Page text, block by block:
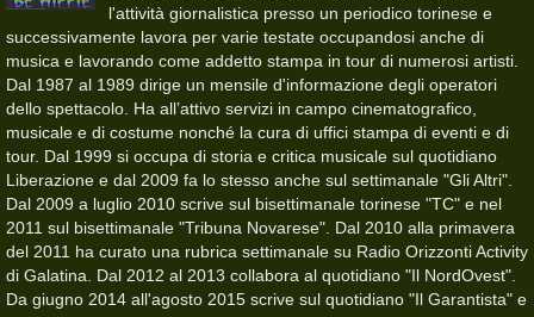
l'attività giornalistica presso un periodico torinese e
successivamente lavora per varie testate occupandosi anche di
musica e lavorando come addetto stampa in tour di numerosi artisti.
Dal 1987 al 1989 dirige un mensile d'informazione degli operatori
dello spettacolo. Ha all’attivo servizi in campo cinematografico,
musicale e di costume nonché la cura di uffici stampa di eventi e di
tour. Dal 1999 si occupa di storia e critica musicale sul quotidiano
Liberazione e dal 2009 fa lo stesso anche sul settimanale "Gli Altri".
Dal 2009 a luglio 2010 scrive sul bisettimanale torinese "TC" e nel
2011 sul bisettimanale "Tribuna Novarese". Dal 2010 alla primavera
del 2011 ha curato una rubrica settimanale su Radio Orizzonti Activity
di Galatina. Dal 2012 al 2013 collabora al quotidiano "Il NordOvest".
Da giugno 2014 all'agosto 2015 scrive sul quotidiano "Il Garantista" e